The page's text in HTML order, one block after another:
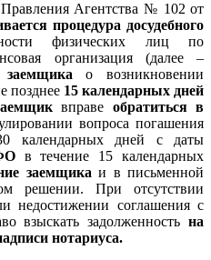
Правления Агентства № 102 от
процедура досудебного
физических лиц по
организация (далее –
заемщикао возникновении
позднее 15 календарных дней
вправе обратиться в
вопроса погашения
календарных дней с даты
в течение 15 календарных
заемщикаи в письменной
решении. При отсутствии
недостижении соглашения с
взыскать задолженность на
нотариуса.